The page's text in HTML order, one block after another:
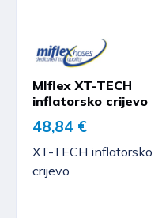
MIflex XT-TECH
inflatorsko crijevo
48,84 €
XT-TECH inflatorsko
crijevo